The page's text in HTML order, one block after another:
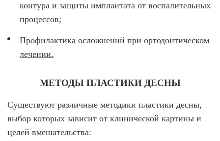
УДАЛЕНИЕ ЗУБОВ
ОТЗЫВЫ
СТАТЬИ
ВАКАНСИИ
АКЦИИ
контура и защиты имплантата от воспалительных
процессов;
Профилактика осложнений при ортодонтическом
лечении.
МЕТОДЫ ПЛАСТИКИ ДЕСНЫ
Существуют различные методики пластики десны,
выбор которых зависит от клинической картины и
целей вмешательства: